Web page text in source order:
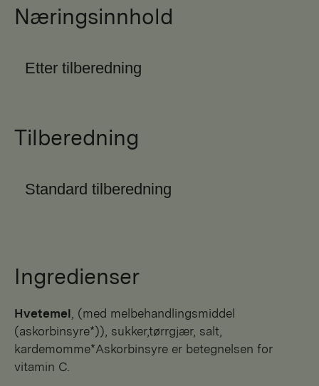
Næringsinnhold
Etter tilberedning
Tilberedning
Standard tilberedning
Ingredienser
hvetemel , (med melbehandlingsmiddel
(askorbinsyre*)), sukker,tørrgjær, salt,
kardemomme*Askorbinsyre er betegnelsen for
vitamin C.